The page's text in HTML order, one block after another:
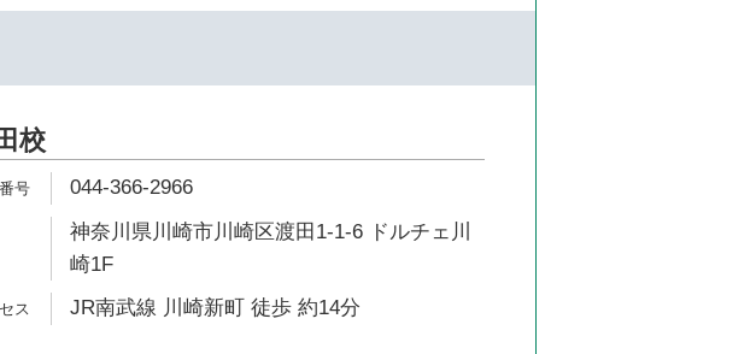
校
044-366-2966
神奈川県川崎市川崎区渡田1-1-6 ドルチェ川
崎1F
JR南武線 川崎新町 徒歩 約14分